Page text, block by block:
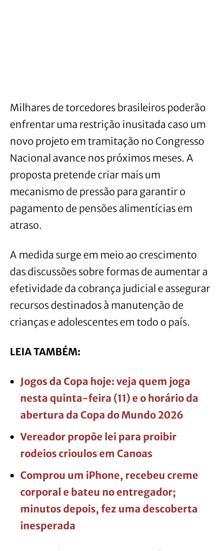
Milhares de torcedores brasileiros poderão
enfrentar uma restrição inusitada caso um
novo projeto em tramitação no Congresso
Nacional avance nos próximos meses. A
proposta pretende criar mais um
mecanismo de pressão para garantir o
pagamento de pensões alimentícias em
atraso.
A medida surge em meio ao crescimento
das discussões sobre formas de aumentar a
efetividade da cobrança judicial e assegurar
recursos destinados à manutenção de
crianças e adolescentes em todo o país.
LEIA TAMBÉM:
Jogos da Copa hoje: veja quem joga
nesta quinta-feira (11) e o horário da
abertura da Copa do Mundo 2026
Vereador propõe lei para proibir
rodeios crioulos em Canoas
Comprou um iPhone, recebeu creme
corporal e bateu no entregador;
minutos depois, fez uma descoberta
inesperada